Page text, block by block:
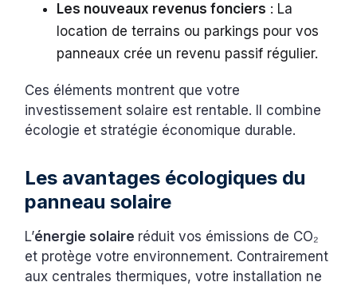
Les nouveaux revenus fonciers : La
location de terrains ou parkings pour vos
panneaux crée un revenu passif régulier.
Ces éléments montrent que votre
investissement solaire est rentable. Il combine
écologie et stratégie économique durable.
Les avantages écologiques du
panneau solaire
L’énergie solaire réduit vos émissions de CO₂
et protège votre environnement. Contrairement
aux centrales thermiques, votre installation ne